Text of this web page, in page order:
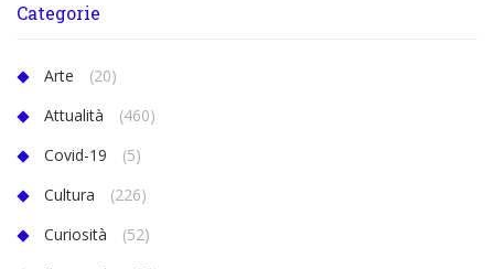
Categorie
Arte
(20)
Attualità
(460)
Covid-19
(5)
Cultura
(226)
Curiosità
(52)